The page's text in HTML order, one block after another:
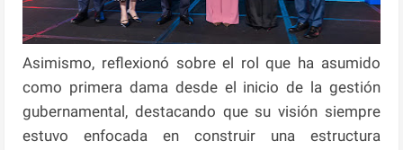
Asimismo, reflexionó sobre el rol que ha asumido
como primera dama desde el inicio de la gestión
gubernamental, destacando que su visión siempre
estuvo enfocada en construir una estructura